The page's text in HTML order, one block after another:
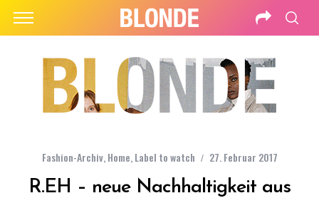
Fashion-Archiv,Home,Label to watch 27. Februar 2017
R.EH – neue Nachhaltigkeit aus